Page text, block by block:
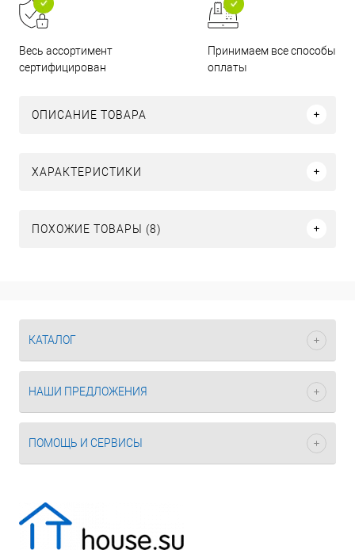
Весь ассортимент
сертифицирован
Принимаем все способы
оплаты
ОПИСАНИЕ ТОВАРА
ХАРАКТЕРИСТИКИ
ПОХОЖИЕ ТОВАРЫ (8)
КАТАЛОГ
НАШИ ПРЕДЛОЖЕНИЯ
ПОМОЩЬ И СЕРВИСЫ